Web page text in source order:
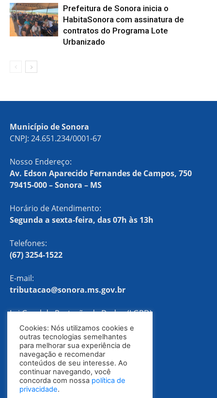
Prefeitura de Sonora inicia o
HabitaSonora com assinatura de
contratos do Programa Lote
Urbanizado
Município de Sonora
CNPJ: 24.651.234/0001-67
Nosso Endereço:
Av. Edson Aparecido Fernandes de Campos, 750
79415-000 – Sonora – MS
Horário de Atendimento:
Segunda a sexta-feira, das 07h às 13h
Telefones:
(67) 3254-1522
E-mail:
tributacao@sonora.ms.gov.br
Lei Geral de Proteção de Dados (LGPD)
Política de Privacidade
Cookies: Nós utilizamos cookies e
outras tecnologias semelhantes
para melhorar sua experiência de
navegação e recomendar
conteúdos de seu interesse. Ao
continuar navegando, você
concorda com nossa política de
privacidade.